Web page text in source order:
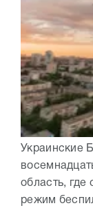
Украинские
область, где
режим